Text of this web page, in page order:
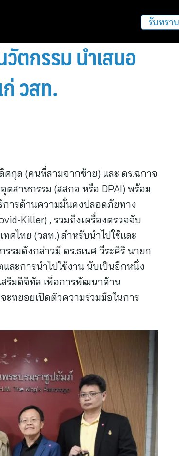
ตกรรม นำเสนอ
วสท.
กุล (คนที่สามจากซ้าย) และ ดร.ฉกาจ
ตสาหกรรม (สสกอ หรือ DPAI) พร้อม
การด้านความมั่นคงปลอดภัยทาง
Killer) , รวมถึงเครื่องตรวจจับ
ไทย (วสท.) สำหรับนำไปใช้และ
รมดังกล่าวมี ดร.ธเนศ วีระศิริ นายก
ละการนำไปใช้งาน นับเป็นอีกหนึ่ง
สริมดิจิทัล เพื่อการพัฒนาด้าน
ะทยอยเปิดตัวความร่วมมือในการ
รับทราบ